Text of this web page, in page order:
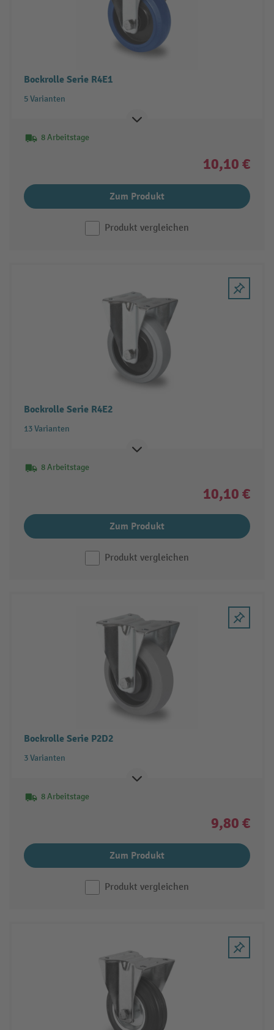
Bockrolle Serie R4E1
5 Varianten
8 Arbeitstage
10,10 €
Zum Produkt
Produkt vergleichen
Bockrolle Serie R4E2
13 Varianten
8 Arbeitstage
10,10 €
Zum Produkt
Produkt vergleichen
Bockrolle Serie P2D2
3 Varianten
8 Arbeitstage
9,80 €
Zum Produkt
Produkt vergleichen